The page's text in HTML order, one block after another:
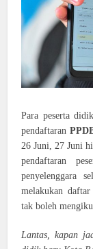
Para peserta
pendaftaran
26 Juni, 27 Juni
pendaftaran
penyelenggara
melakukan
tak boleh
Lantas, kapan